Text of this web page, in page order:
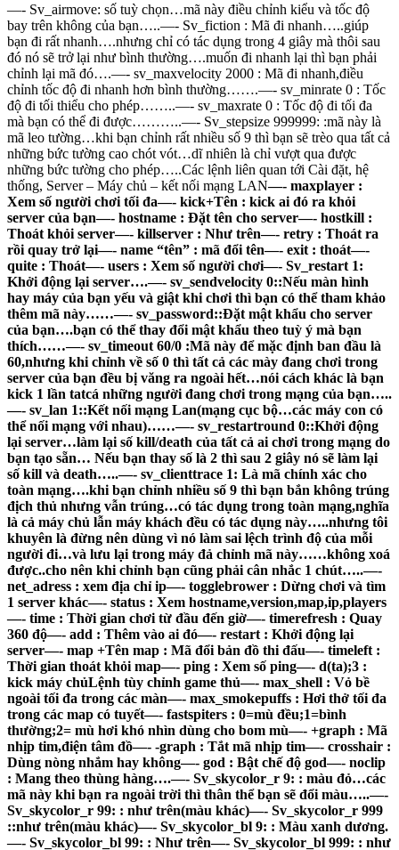
—- Sv_airmove: số tuỳ chọn…mã này điều chỉnh kiểu và tốc độ
bay trên không của bạn…..—- Sv_fiction : Mã đi nhanh…..giúp
bạn đi rất nhanh….nhưng chỉ có tác dụng trong 4 giây mà thôi sau
đó nó sẽ trở lại như bình thường….muốn đi nhanh lại thì bạn phải
chỉnh lại mã đó….—- sv_maxvelocity 2000 : Mã đi nhanh,điều
chỉnh tốc độ đi nhanh hơn bình thường…….—- sv_minrate 0 : Tốc
độ đi tối thiểu cho phép……..—- sv_maxrate 0 : Tốc độ đi tối đa
mà bạn có thể đi được………..—- Sv_stepsize 999999: :mã này là
mã leo tường…khi bạn chỉnh rất nhiều số 9 thì bạn sẽ trèo qua tất cả
những bức tường cao chót vót…dĩ nhiên là chỉ vượt qua được
những bức tường cho phép…..Các lệnh liên quan tới Cài đặt, hệ
thống, Server – Máy chủ – kết nối mạng LAN—- maxplayer :
Xem số người chơi tối đa—- kick+Tên : kick ai đó ra khỏi
server của bạn—- hostname : Đặt tên cho server—- hostkill :
Thoát khỏi server—- killserver : Như trên—- retry : Thoát ra
rồi quay trở lại—- name “tên” : mã đổi tên—- exit : thoát—-
quite : Thoát—- users : Xem số người chơi—- Sv_restart 1:
Khởi động lại server….—- sv_sendvelocity 0::Nếu màn hình
hay máy của bạn yếu và giật khi chơi thì bạn có thể tham khảo
thêm mã này……—- sv_password::Đặt mật khẩu cho server
của bạn….bạn có thể thay đổi mật khẩu theo tuỳ ý mà bạn
thích……—- sv_timeout 60/0 :Mã này để mặc định ban đầu là
60,nhưng khi chỉnh về số 0 thì tất cả các mày đang chơi trong
server của bạn đều bị văng ra ngoài hết…nói cách khác là bạn
kick 1 lần tatcá những người đang chơi trong mạng của bạn…..
—- sv_lan 1::Kết nối mạng Lan(mạng cục bộ…các máy con có
thể nối mạng với nhau)……—- sv_restartround 0::Khởi động
lại server…làm lại số kill/death của tất cả ai chơi trong mạng do
bạn tạo sẵn… Nếu bạn thay số là 2 thì sau 2 giây nó sẽ làm lại
số kill và death…..—- sv_clienttrace 1: Là mã chính xác cho
toàn mạng….khi bạn chỉnh nhiều số 9 thì bạn bắn không trúng
địch thủ nhưng vẫn trúng…có tác dụng trong toàn mạng,nghĩa
là cả máy chủ lẫn máy khách đều có tác dụng này…..nhưng tôi
khuyên là đừng nên dùng vì nó làm sai lệch trình độ của mỗi
người đi…và lưu lại trong máy đả chỉnh mã này……không xoá
được..cho nên khi chỉnh bạn cũng phải cân nhắc 1 chút…..—-
net_adress : xem địa chỉ ip—- togglebrower : Dừng chơi và tìm
1 server khác—- status : Xem hostname,version,map,ip,players
—- time : Thời gian chơi từ đầu đến giờ—- timerefresh : Quay
360 độ—- add : Thêm vào ai đó—- restart : Khởi động lại
server—- map +Tên map : Mã đổi bản đồ thi đấu—- timeleft :
Thời gian thoát khỏi map—- ping : Xem số ping—- d(ta);3 :
kick máy chủLệnh tùy chỉnh game thủ—- max_shell : Vỏ bề
ngoài tối đa trong các màn—- max_smokepuffs : Hơi thở tối đa
trong các map có tuyết—- fastspiters : 0=mù đều;1=bình
thường;2= mù hơi khó nhìn dùng cho bom mù—- +graph : Mã
nhịp tim,điện tâm đồ—- -graph : Tắt mã nhịp tim—- crosshair :
Dùng nòng nhắm hay không—- god : Bật chế độ god—- noclip
: Mang theo thùng hàng….—- Sv_skycolor_r 9: : màu đỏ…các
mã này khi bạn ra ngoài trời thì thân thể bạn sẽ đổi màu…..—-
Sv_skycolor_r 99: : như trên(màu khác)—- Sv_skycolor_r 999
::như trên(màu khác)—- Sv_skycolor_bl 9: : Màu xanh dương.
—- Sv_skycolor_bl 99: : Như trên—- Sv_skycolor_bl 999: : như